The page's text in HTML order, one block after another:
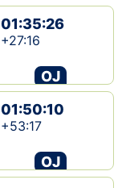
01:35:26
+27:16
OJ
01:50:10
+53:17
OJ